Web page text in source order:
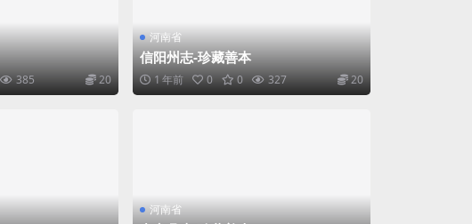
385 20
河南省
信阳州志-珍藏善本
1 年前 0 0 327 20
河南省